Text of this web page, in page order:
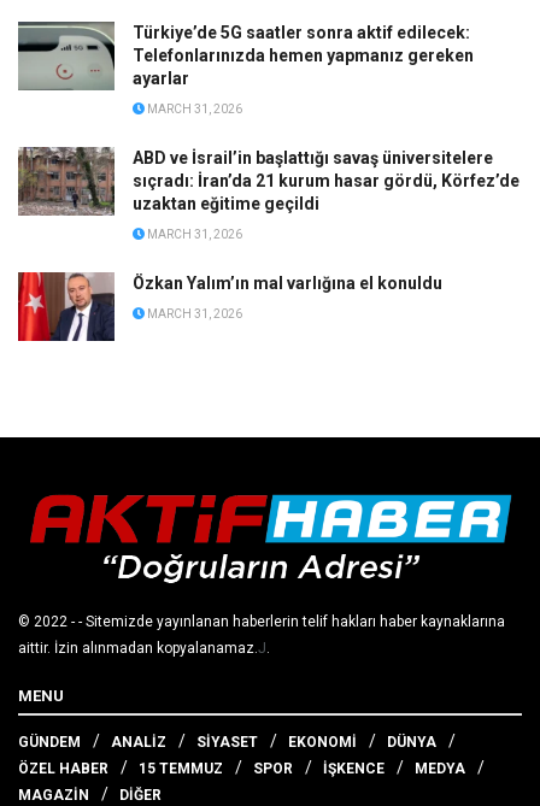
Türkiye’de 5G saatler sonra aktif edilecek:
Telefonlarınızda hemen yapmanız gereken
ayarlar
MARCH 31, 2026
ABD ve İsrail’in başlattığı savaş üniversitelere
sıçradı: İran’da 21 kurum hasar gördü, Körfez’de
uzaktan eğitime geçildi
MARCH 31, 2026
Özkan Yalım’ın mal varlığına el konuldu
MARCH 31, 2026
© 2022 - - Sitemizde yayınlanan haberlerin telif hakları haber kaynaklarına
aittir. İzin alınmadan kopyalanamaz. J
MENU
GÜNDEM ANALİZ SİYASET EKONOMİ
DÜNYA
ÖZEL HABER
15 TEMMUZ SPOR İŞKENCE
MEDYA
MAGAZİN
DİĞER